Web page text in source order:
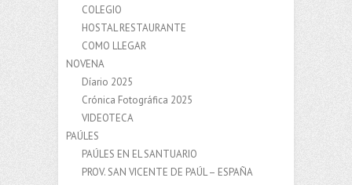
COLEGIO
HOSTAL RESTAURANTE
COMO LLEGAR
NOVENA
Díario 2025
Crónica Fotográfica 2025
VIDEOTECA
PAÚLES
PAÚLES EN EL SANTUARIO
PROV. SAN VICENTE DE PAÚL – ESPAÑA